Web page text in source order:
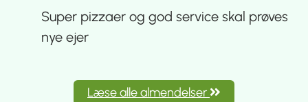
Super pizzaer og god service skal prøves
nye ejer
Læse alle almendelser